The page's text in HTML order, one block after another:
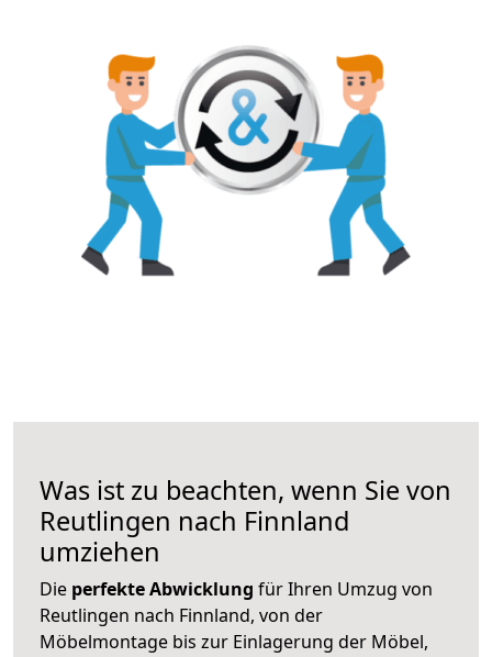
Was ist zu beachten, wenn Sie von
Reutlingen nach Finnland
umziehen
Die perfekte Abwicklung für Ihren Umzug von
Reutlingen nach Finnland, von der
Möbelmontage bis zur Einlagerung der Möbel,